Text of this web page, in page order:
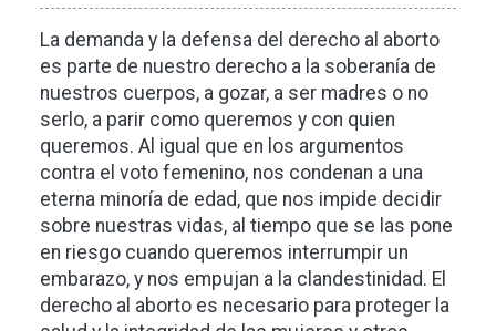
La demanda y la defensa del derecho al aborto
es parte de nuestro derecho a la soberanía de
nuestros cuerpos, a gozar, a ser madres o no
serlo, a parir como queremos y con quien
queremos. Al igual que en los argumentos
contra el voto femenino, nos condenan a una
eterna minoría de edad, que nos impide decidir
sobre nuestras vidas, al tiempo que se las pone
en riesgo cuando queremos interrumpir un
embarazo, y nos empujan a la clandestinidad. El
derecho al aborto es necesario para proteger la